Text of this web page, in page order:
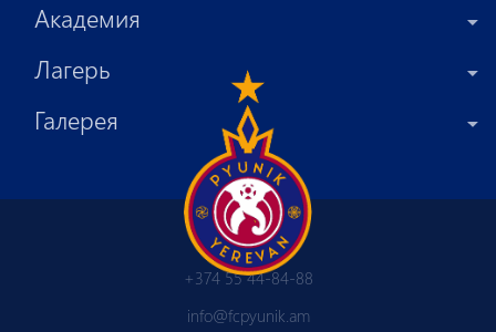
Академия
Лагерь
Галерея
+374 55 44-84-88
info@fcpyunik.am